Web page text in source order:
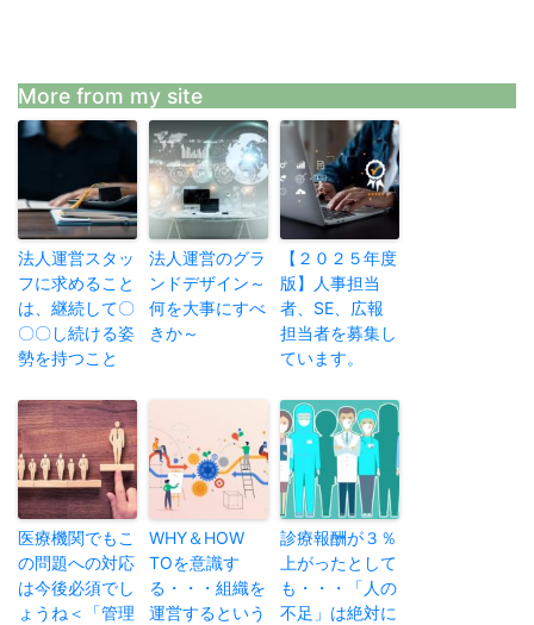
More from my site
法人運営スタッ
フに求めること
は、継続して〇
〇〇し続ける姿
勢を持つこと
法人運営のグラ
ンドデザイン～
何を大事にすべ
きか～
【２０２５年度
版】人事担当
者、SE、広報
担当者を募集し
ています。
医療機関でもこ
の問題への対応
は今後必須でし
ょうね＜「管理
WHY＆HOW
TOを意識す
る・・・組織を
運営するという
診療報酬が３％
上がったとして
も・・・「人の
不足」は絶対に